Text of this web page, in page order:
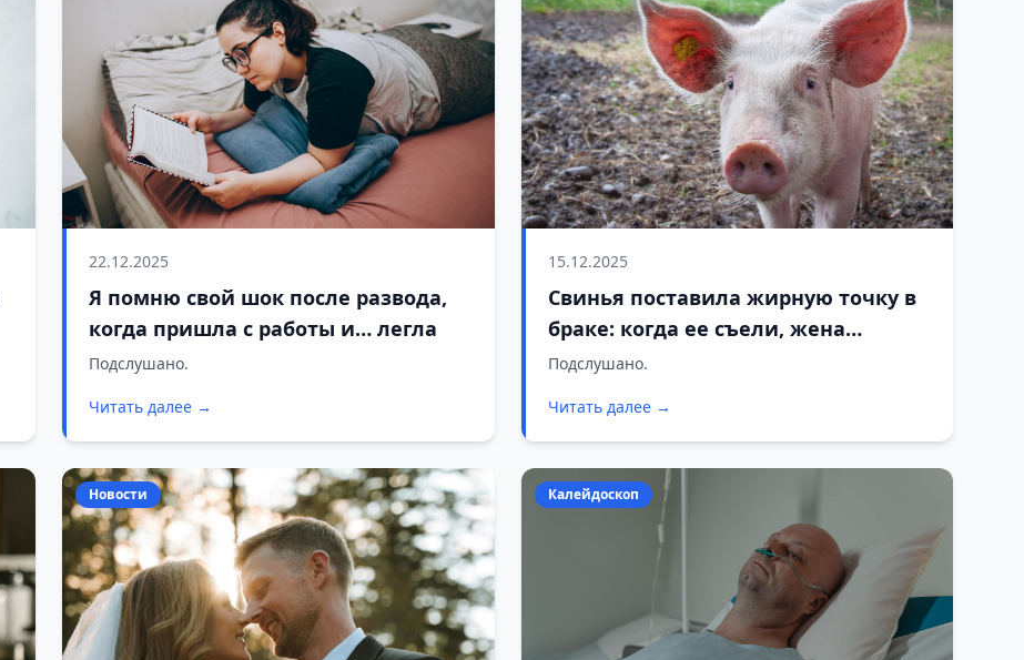
22.12.2025
Я помню свой шок после развода,
когда пришла с работы и… легла
Подслушано.
Читать далее →
15.12.2025
Свинья поставила жирную точку в
браке: когда ее съели, жена
выгнала мужа навсегда
Подслушано.
Читать далее →
Новости Калейдоскоп